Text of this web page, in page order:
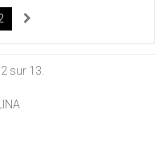
sur 13.